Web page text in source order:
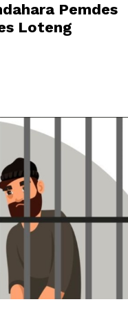
Pemdes
Loteng